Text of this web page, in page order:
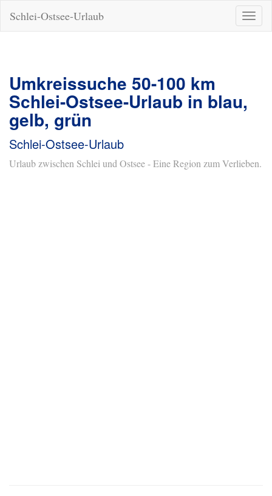
ein-/
Schlei-Ostsee-Urlaub
Umkreissuche 50-100 km
Schlei-Ostsee-Urlaub in blau,
gelb, grün
Schlei-Ostsee-Urlaub
Urlaub zwischen Schlei und Ostsee - Eine Region zum Verlieben.